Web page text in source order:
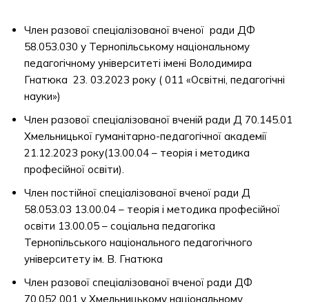
Член разової спеціалізованої вченої ради ДФ
58.053.030 у Тернопільському національному
педагогічному університеті імені Володимира
Гнатюка 23. 03.2023 року ( 011 «Освітні, педагогічні
науки»)
Член разової спеціалізованої вченій ради Д 70.145.01
Хмельницької гуманітарно-педагогічної академії
21.12.2023 року(13.00.04 – теорія і методика
професійної освіти).
Член постійної спеціалізованої вченої ради Д
58.053.03 13.00.04 – теорія і методика професійної
освіти 13.00.05 – соціальна педагогіка
Тернопільського національного педагогічного
університету ім. В. Гнатюка
Член разової спеціалізованої вченої ради ДФ
70.052.001 у Хмельницькому національному